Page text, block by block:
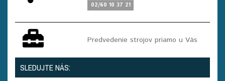
02/60 10 37 21
Predvedenie strojov priamo u Vás
SLEDUJTE NÁS: